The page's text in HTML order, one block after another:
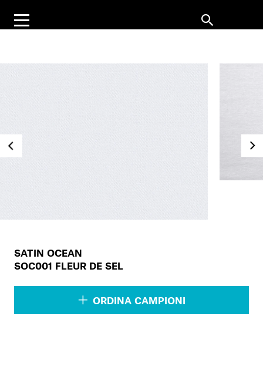
SATIN OCEAN
SOC001 FLEUR DE SEL
ORDINA CAMPIONI